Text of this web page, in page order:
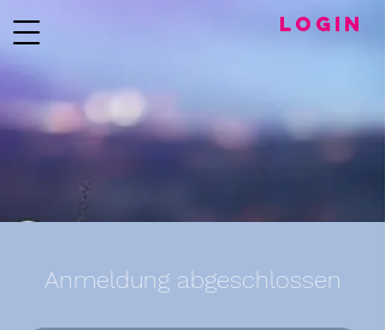
LogIN
Anmeldung abgeschlossen